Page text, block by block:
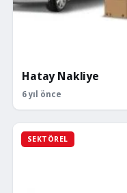
Hatay Nakliye
6 yıl önce
SEKTÖREL